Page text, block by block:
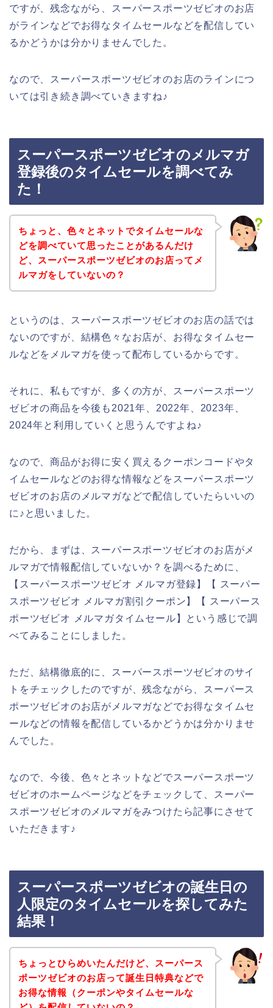
ですが、残念ながら、スーパースポーツゼビオのお店
がラインなどでお得なタイムセールなどを配信してい
るかどうかは分かりませんでした。
なので、スーパースポーツゼビオのお店のラインにつ
いては引き続き調べていきますね♪
スーパースポーツゼビオのメルマガ
登録後のタイムセールを調べてみ
た！
ちょっと、色々とネットでタイムセールな
どを調べていて思ったことがあるんだけ
ど、スーパースポーツゼビオのお店ってメ
ルマガをしていないの？
というのは、スーパースポーツゼビオのお店の話では
ないのですが、結構色々なお店が、お得なタイムセー
ルなどをメルマガを使って配布しているからです。
それに、私もですが、多くの方が、スーパースポーツ
ゼビオの商品を今後も2021年、2022年、2023年、
2024年と利用していくと思うんですよね♪
なので、商品がお得に安く買えるクーポンコードやタ
イムセールなどのお得な情報などをスーパースポーツ
ゼビオのお店のメルマガなどで配信していたらいいの
に♪と思いました。
だから、まずは、スーパースポーツゼビオのお店がメ
ルマガで情報配信していないか？を調べるために、
【スーパースポーツゼビオ メルマガ登録】【 スーパー
スポーツゼビオ メルマガ割引クーポン】【 スーパース
ポーツゼビオ メルマガタイムセール】という感じで調
べてみることにしました。
ただ、結構徹底的に、スーパースポーツゼビオのサイ
トをチェックしたのですが、残念ながら、スーパース
ポーツゼビオのお店がメルマガなどでお得なタイムセ
ールなどの情報を配信しているかどうかは分かりませ
んでした。
なので、今後、色々とネットなどでスーパースポーツ
ゼビオのホームページなどをチェックして、スーパー
スポーツゼビオのメルマガをみつけたら記事にさせて
いただきます♪
スーパースポーツゼビオの誕生日の
人限定のタイムセールを探してみた
結果！
ちょっとひらめいたんだけど、スーパース
ポーツゼビオのお店って誕生日特典などで
お得な情報（クーポンやタイムセールな